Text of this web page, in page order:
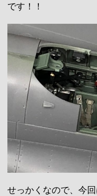
です！！
せっかくなので、今